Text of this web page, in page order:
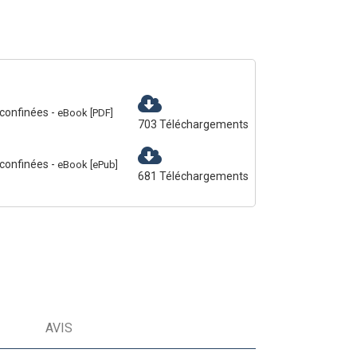
- eBook [PDF]
703 Téléchargements
- eBook [ePub]
681 Téléchargements
AVIS